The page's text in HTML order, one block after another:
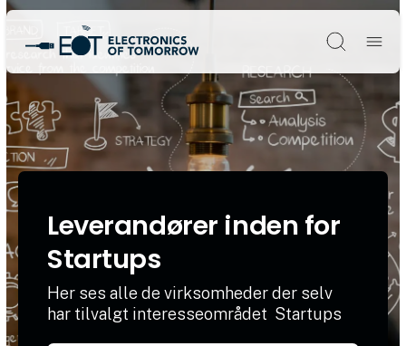
Søg
Leverandører inden for
Startups
Her ses alle de virksomheder der selv
har tilvalgt interesseområdet Startups